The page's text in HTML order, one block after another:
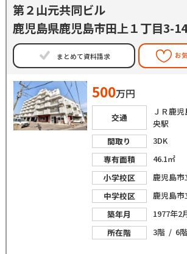
第２山元共同ビル
鹿児島県鹿児島市田上１丁目3-14
まとめて資料請求 お
500万円
交通
ＪＲ鹿
央駅
間取り
3DK
専有面積
46.1㎡
小学校区
鹿児島市
中学校区
鹿児島市
築年月
1977年2
所在階
3階 / 6